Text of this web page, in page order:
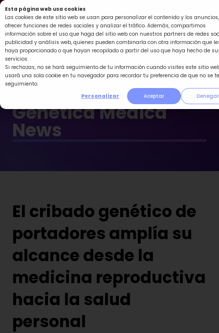
Esta página web usa cookies
Las cookies de este sitio web se usan para personalizar el contenido y los anuncios,
ofrecer funciones de redes sociales y analizar el tráfico. Además, compartimos
información sobre el uso que haga del sitio web con nuestros partners de redes
publicidad y análisis web, quienes pueden combinarla con otra información que
haya proporcionado o que hayan recopilado a partir del uso que haya hecho de
servicios.
Si rechazas, no se hará seguimiento de tu información cuando visites este sitio
usará una sola cookie en tu navegador para recordar tu preferencia de que no se
seguimiento.
Personalizar
Aceptar Denegar
Ir
al
contenido
Genética Médica
News
El cribado genético de
portadores amplía su
alcance desde la
medicina reproductiva
hacia la salud
personal